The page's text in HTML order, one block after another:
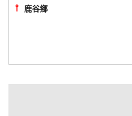
⫯ 鹿谷鄉